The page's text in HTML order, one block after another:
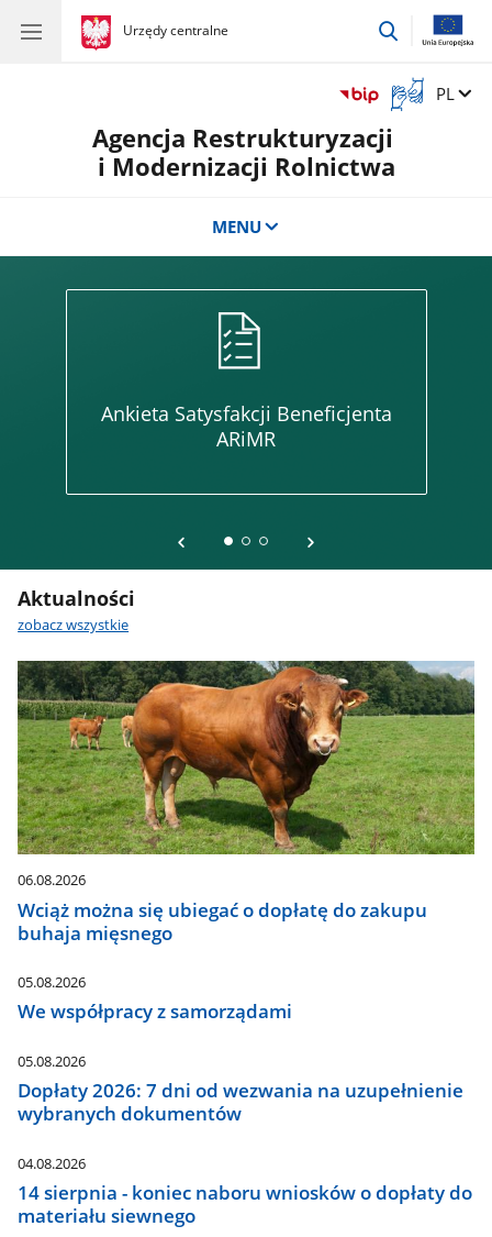
gov.pl
Urzędy centralne
gov.pl
Urzędy
przejdź
Otwórz
okno
z
tłumaczem
Zmień
PL
Agencja Restrukturyzacji
i Modernizacji Rolnictwa
MENU
​Ankieta Satysfakcji Beneficjenta
ARiMR
Aktualności
zobacz wszystkie
06.08.2026
Wciąż można się ubiegać o dopłatę do zakupu
buhaja mięsnego
05.08.2026
We współpracy z samorządami
05.08.2026
Dopłaty 2026: 7 dni od wezwania na uzupełnienie
wybranych dokumentów
04.08.2026
14 sierpnia - koniec naboru wniosków o dopłaty do
materiału siewnego